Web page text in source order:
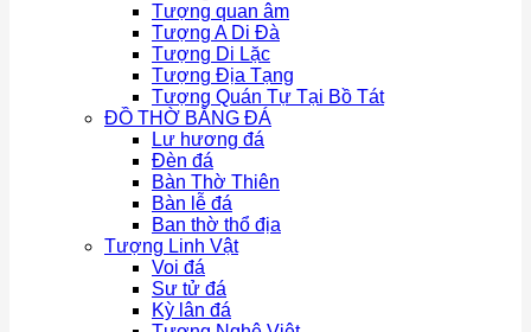
Tượng quan âm
Tượng A Di Đà
Tượng Di Lặc
Tượng Địa Tạng
Tượng Quán Tự Tại Bồ Tát
ĐỒ THỜ BẰNG ĐÁ
Lư hương đá
Đèn đá
Bàn Thờ Thiên
Bàn lễ đá
Ban thờ thổ địa
Tượng Linh Vật
Voi đá
Sư tử đá
Kỳ lân đá